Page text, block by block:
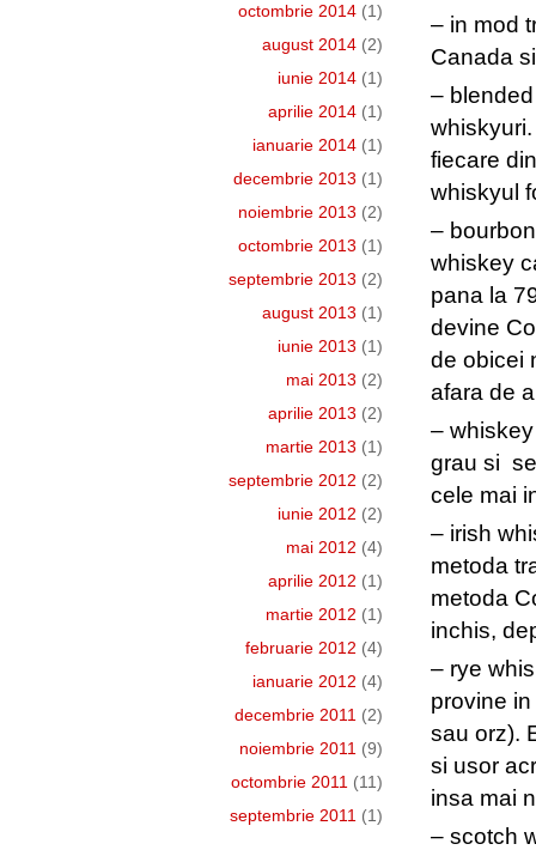
– in mod
Canada
–
fiecare
whiskyul
–
whiskey
pana la
devine
de obicei
afara de
–
grau si
cele mai
– irish
metoda
metoda
inchis,
– rye
provine
sau orz).
si usor
insa mai
– scotch
octombrie 2014 (1)
august 2014 (2)
iunie 2014 (1)
aprilie 2014 (1)
ianuarie 2014 (1)
decembrie 2013 (1)
noiembrie 2013 (2)
octombrie 2013 (1)
septembrie 2013 (2)
august 2013 (1)
iunie 2013 (1)
mai 2013 (2)
aprilie 2013 (2)
martie 2013 (1)
septembrie 2012 (2)
iunie 2012 (2)
mai 2012 (4)
aprilie 2012 (1)
martie 2012 (1)
februarie 2012 (4)
ianuarie 2012 (4)
decembrie 2011 (2)
noiembrie 2011 (9)
octombrie 2011 (11)
septembrie 2011 (1)